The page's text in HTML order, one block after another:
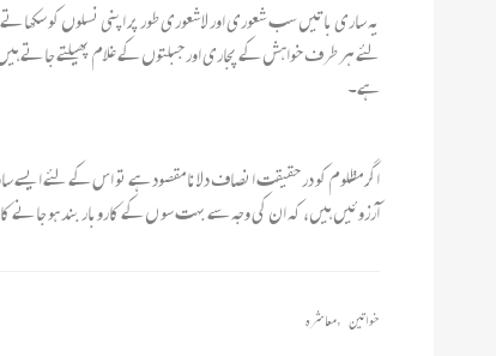
یہ ساری باتیں سب شعوری اور لاشعوری طور پر اپنی نسلوں کو
لئے ہر طرف خواہش کے پجاری اور جبلتوں کے غلام پھیلتے جاتے ہیں۔
ہے۔
اگر مظلوم کو در حقیقت انصاف دلانا مقصود ہے تو اس کے لئے
آرزوئیں ہیں، کہ ان کی وجہ سے بہت سو ں کے کاروبار بند ہو جانے
خواتین ,معاشرہ